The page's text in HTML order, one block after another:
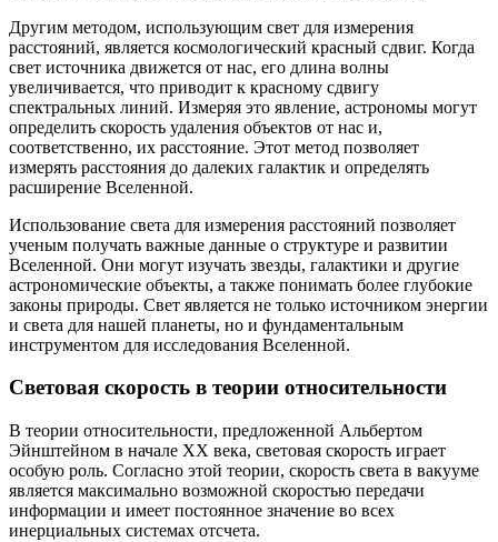
Другим методом, использующим свет для измерения
расстояний, является космологический красный сдвиг. Когда
свет источника движется от нас, его длина волны
увеличивается, что приводит к красному сдвигу
спектральных линий. Измеряя это явление, астрономы могут
определить скорость удаления объектов от нас и,
соответственно, их расстояние. Этот метод позволяет
измерять расстояния до далеких галактик и определять
расширение Вселенной.
Использование света для измерения расстояний позволяет
ученым получать важные данные о структуре и развитии
Вселенной. Они могут изучать звезды, галактики и другие
астрономические объекты, а также понимать более глубокие
законы природы. Свет является не только источником энергии
и света для нашей планеты, но и фундаментальным
инструментом для исследования Вселенной.
Световая скорость в теории относительности
В теории относительности, предложенной Альбертом
Эйнштейном в начале XX века, световая скорость играет
особую роль. Согласно этой теории, скорость света в вакууме
является максимально возможной скоростью передачи
информации и имеет постоянное значение во всех
инерциальных системах отсчета.